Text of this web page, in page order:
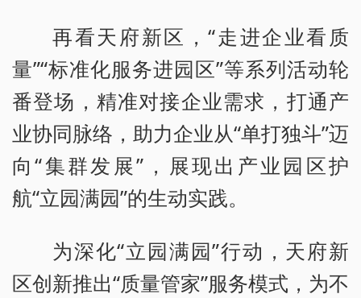
再看天府新区，“走进企业看质
量”“标准化服务进园区”等系列活动轮
番登场，精准对接企业需求，打通产
业协同脉络，助力企业从“单打独斗”迈
向“集群发展”，展现出产业园区护
航“立园满园”的生动实践。
为深化“立园满园”行动，天府新
区创新推出“质量管家”服务模式，为不